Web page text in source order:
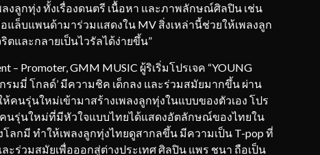
งลูกทุ่ง ทั้งเรื่องดนตรี เนื้อหา และภาพลักษณ์ศิลปิน เช่น
อแล็บแพนด้ามาร่วมแสดงใน MV สิ่งเหล่านี้ช่วยให้เพลงลูก
และกลายเป็นไวรัลได้ง่ายขึ้น”
Promoter, GMM MUSIC ผู้ริเริ่มโปรเจค “YOUNG
กรมมี่ โกลด์’ มีความชิค เด็กลง และร่วมสมัยมากขึ้น ผ่าน
คนรุ่นใหม่เข้ามาสร้างเพลงลูกทุ่งในแบบของตัวเอง โปร
คนรุ่นใหม่ที่มีหัวใจแบบไทยได้แสดงอัตลักษณ์ของไทยใน
ลกมี ทำให้เพลงลูกทุ่งไทยดูสากลขึ้น มีความเป็น T-pop ที่
ร่วมสมัยเพื่อออกสู่ต่างประเทศ ศิลปิน แพร ชนา ถือเป็น